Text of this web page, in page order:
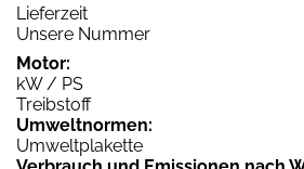
Lieferzeit
Unsere Nummer
Motor:
kW / PS
Treibstoff
Umweltnormen:
Umweltplakette